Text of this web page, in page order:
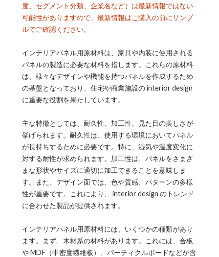
度、セグメント分類、企業名など）は最新情報ではない
可能性がありますので、最新情報はご購入の前にサンプ
ルでご確認ください。
インテリアパネル用原材料は、家具や内装に使用される
パネルの製造に必要な材料を指します。これらの原材料
は、様々なデザインや機能を持つパネルを作成するため
の基盤となっており、住宅や商業施設の interior design
に重要な役割を果たしています。
主な特徴としては、耐久性、加工性、見た目の美しさが
挙げられます。耐久性は、使用する環境においてパネル
が長持ちするために必要です。特に、湿気や温度変化に
対する耐性が求められます。加工性は、パネルをさまざ
まな形状やサイズに適切に加工できることを意味しま
す。また、デザイン面では、色や質感、パターンの多様
性が重要です。これにより、 interior design のトレンド
に合わせた製品が提供されます。
インテリアパネル用原材料には、いくつかの種類があり
ます。まず、木材系の材料があります。これには、合板
や MDF（中密度繊維板）、パーティクルボードなどが含